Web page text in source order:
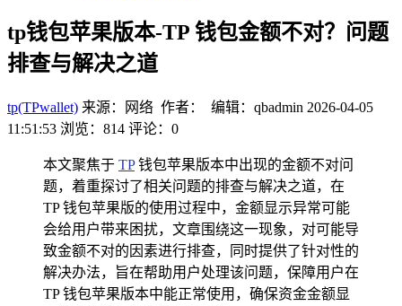
tp钱包苹果版本-TP 钱包金额不对？问题
排查与解决之道
tp(TPwallet) 来源：网络 作者： 编辑：qbadmin 2026-04-05
11:51:53 浏览：814 评论：0
本文聚焦于 TP钱包苹果版本中出现的金额不对问
题，着重探讨了相关问题的排查与解决之道，在
TP 钱包苹果版的使用过程中，金额显示异常可能
会给用户带来困扰，文章围绕这一现象，对可能导
致金额不对的因素进行排查，同时提供了针对性的
解决办法，旨在帮助用户处理该问题，保障用户在
TP 钱包苹果版本中能正常使用，确保资金金额显